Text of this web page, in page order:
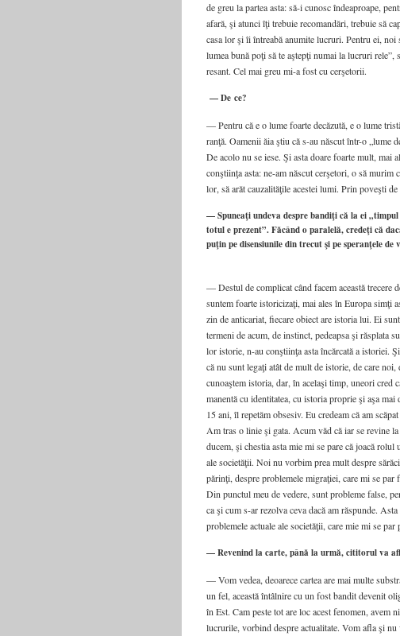
de greu la par­tea asta: să-i cunosc îndea­proa­pe,
afa­ră, şi atun­ci îţi tre­bu­ie reco­man­dă­ri, tre­bu­ie să
casa lor şi îi întrea­bă anu­mi­te lucru­ri. Pen­tru ei,
lumea bună poţi să te aşte­pţi numai la lucru­ri
re­sant. Cel mai greu mi-a fost cu cerşe­to­rii.
— De ce?
— Pen­tru că e o lume foar­te decă­zu­tă, e o lume
ranţă. Oame­nii ăia ştiu că s-au năs­cut într-o „lume
De aco­lo nu se iese. Şi asta doa­re foar­te mult, mai
conş­ti­inţa asta: ne-am năs­cut cerşe­to­ri, o să
lor, să arăt cau­za­li­tă­ţi­le aces­tei lumi. Prin poveş­ti
— Spuneaţi undeva despre bandiţi că la ei
totul e prezent”. Făcând o paralelă, credeţi că
puţin pe disensiunile din trecut şi pe speranţele
— Des­tul de com­pli­cat când facem aceas­tă tre­ce­re
sun­tem foar­te isto­ri­ci­zaţi, mai ales în Euro­pa simţi
zin de anti­ca­ri­at, fie­ca­re obiect are isto­ria lui. Ei
ter­me­ni de acum, de ins­tinct, pedeap­sa şi răs­pla­ta
lor isto­rie, n-au conş­ti­inţa asta încăr­ca­tă a isto­ri­ei.
că nu sunt lega­ţi atât de mult de isto­rie, de care
cunoa­ş­tem isto­ria, dar, în ace­la­şi timp, une­o­ri cred
ma­nen­tă cu iden­ti­ta­tea, cu isto­ria pro­prie şi aşa mai
15 ani, îl repe­tăm obse­siv. Eu cre­deam că am
Am tras o linie şi gata. Acum văd că iar se revi­ne
ducem, şi ches­tia asta mie mi se pare că joa­că
ale soci­e­tă­ţii. Noi nu vor­bim prea mult des­pre
părinţi, des­pre pro­ble­me­le migra­ţi­ei, care mi se par
Din punc­tul meu de vede­re, sunt pro­ble­me fal­se,
ca şi cum s-ar rezol­va ceva dacă am răs­pun­de.
pro­ble­me­le actu­a­le ale soci­e­tă­ţii, care mie mi se
— Revenind la carte, până la urmă, cititorul va
— Vom vedea, deo­a­re­ce car­tea are mai mul­te
un fel, aceas­tă întâl­ni­re cu un fost ban­dit deve­nit
în Est. Cam pes­te tot are loc acest feno­men, avem
lucru­ri­le, vor­bind des­pre actu­a­li­ta­te. Vom afla şi